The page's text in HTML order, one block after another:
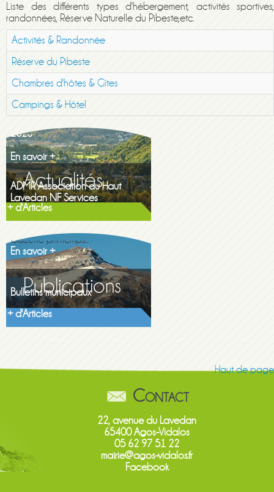
Liste des différents types d'hébergement, activités sportives,
randonnées, Réserve Naturelle du Pibeste,etc.
Activités & Randonnée
Réserve du Pibeste
Chambres d'hôtes & Gîtes
Campings & Hôtel
Maison de la famille itinerante
2026
En savoir +
ADMR Association du Haut
Lavedan NF Services
En savoir +
+ d'Articles
Gazette printemps 2026
Gazette printemps...
En savoir +
Bulletins municipaux
Découvrez les...
En savoir +
+ d'Articles
Haut de page
Contact
22, avenue du Lavedan
65400 Agos-Vidalos
05 62 97 51 22
mairie@agos-vidalos.fr
Facebook